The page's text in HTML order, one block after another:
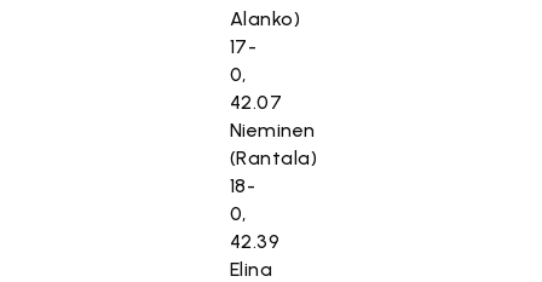
Alanko)
17-
0,
42.07
Nieminen
(Rantala)
18-
0,
42.39
Elina